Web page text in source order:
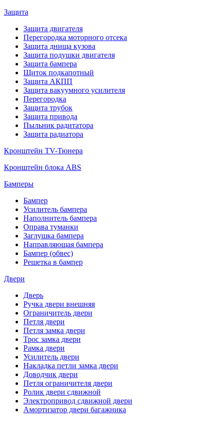
Защита
Защита двигателя
Перегородка моторного отсека
Защита днища кузова
Защита подушки двигателя
Защита бампера
Щиток подкапотный
Защита АКПП
Защита вакуумного усилителя
Перегородка
Защита трубок
Защита привода
Пыльник радитатора
Защита радиатора
Кронштейн TV-Тюнера
Кронштейн блока ABS
Бамперы
Бампер
Усилитель бампера
Наполнитель бампера
Оправа туманки
Заглушка бампера
Направляющая бампера
Бампер (обвес)
Решетка в бампер
Двери
Дверь
Ручка двери внешняя
Ограничитель двери
Петля двери
Петля замка двери
Трос замка двери
Рамка двери
Усилитель двери
Накладка петли замка двери
Доводчик двери
Петля ограничителя двери
Ролик двери сдвижной
Электропривод сдвижной двери
Амортизатор двери багажника